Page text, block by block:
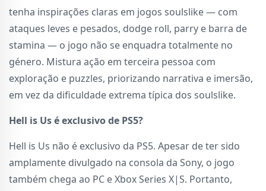
tenha inspirações claras em jogos soulslike — com
ataques leves e pesados, dodge roll, parry e barra de
stamina — o jogo não se enquadra totalmente no
género. Mistura ação em terceira pessoa com
exploração e puzzles, priorizando narrativa e imersão,
em vez da dificuldade extrema típica dos soulslike.
Hell is Us é exclusivo de PS5?
Hell is Us não é exclusivo da PS5. Apesar de ter sido
amplamente divulgado na consola da Sony, o jogo
também chega ao PC e Xbox Series X|S. Portanto,